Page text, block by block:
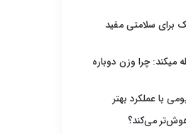
برای سلامتی مفید
میکند: چرا وزن دوباره
با عملکرد بهتر
می‌کند؟